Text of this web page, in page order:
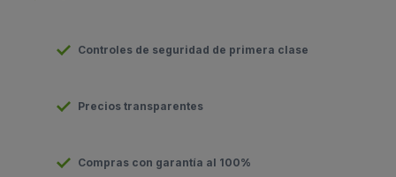
Controles de seguridad de primera clase
Precios transparentes
Compras con garantía al 100%